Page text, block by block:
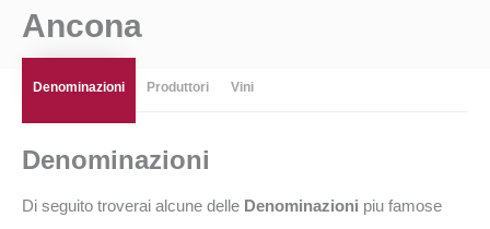
Ancona
Denominazioni Produttori Vini
Denominazioni
Di seguito troverai alcune delle Denominazioni piu famose